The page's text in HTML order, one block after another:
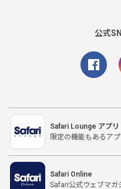
公式
Safari Lounge アプリ
限定の機能もあるア
Safari Online
Safari公式ウェブマガ